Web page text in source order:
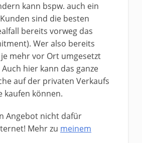
kann bspw. auch ein
sind die besten
bereits vorweg das
Wer also bereits
mehr vor Ort umgesetzt
hier kann das ganze
auf der privaten Verkaufs
kaufen können.
Angebot nicht dafür
Mehr zu meinem